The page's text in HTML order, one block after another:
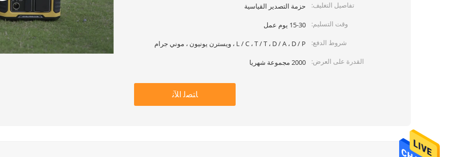
تفاصيل التغليف:
حزمة التصدير القياسية
وقت التسليم:
15-30 يوم عمل
شروط الدفع:
L / C ، T / T ، D / A ، D / P ، ويسترن يونيون ، موني جرام
القدرة على العرض:
2000 مجموعة شهريا
ﺎﺘﺼﻟ ﺍﻶﻧ